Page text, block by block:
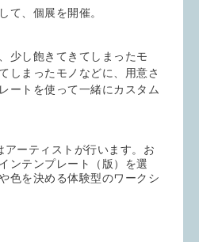
て、個展を開催。
少し飽きてきてしまったモ
しまったモノなどに、用意さ
ートを使って一緒にカスタム
アーティストが行います。お
ンテンプレート（版）を選
色を決める体験型のワークシ